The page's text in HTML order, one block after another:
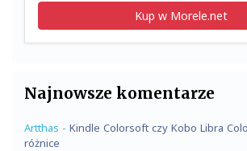
Kup w Morele.net
Najnowsze komentarze
Artthas - Kindle Colorsoft czy Kobo Libra
różnice